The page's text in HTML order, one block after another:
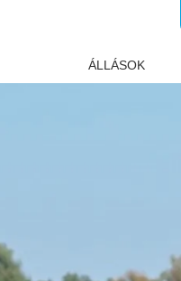
ÁLLÁSOK